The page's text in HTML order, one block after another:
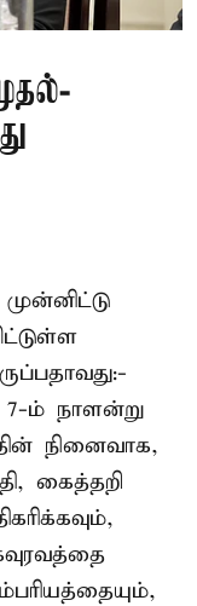
ம் நாளன்று
நினைவாக,
கைத்தறி